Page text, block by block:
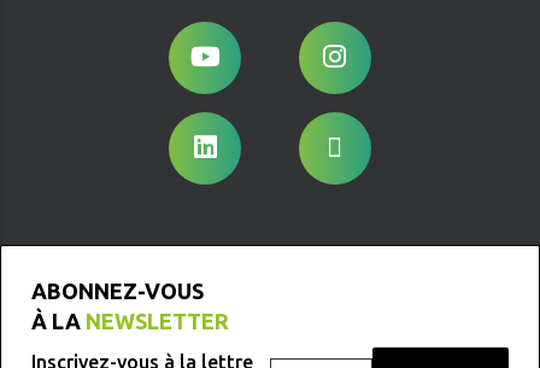
ABONNEZ-VOUS
À LA NEWSLETTER
Inscrivez-vous à la lettre